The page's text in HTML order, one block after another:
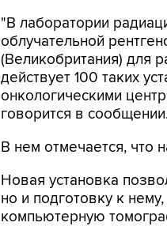
"В лаборатории
облучательной
(Великобритания) для
действует 100 таких
онкологическими
говорится в
В нем отмечается, что
Новая установка
но и подготовку к
компьютерную